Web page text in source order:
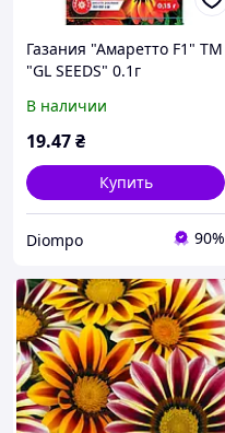
Газания "Амаретто F1" ТМ
"GL SEEDS" 0.1г
В наличии
19.47₴
Купить
Diompo 90%